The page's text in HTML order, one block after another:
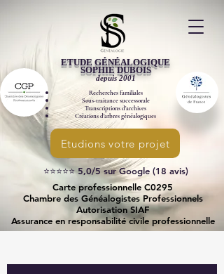
ETUDE GÉNÉALOGIQUE
SOPHIE DUBOIS
​depuis 2001
Recherches familiales
Sous-traitance successorale
Transcriptions d'archives
Créations d'arbres généalogiques
Etudions votre projet
⭐⭐⭐⭐⭐ 5,0/5 sur Google (18 avis)
Carte professionnelle C0295
Chambre des Généalogistes Professionnels
Autorisation SIAF
Assurance en responsabilité civile professionnelle